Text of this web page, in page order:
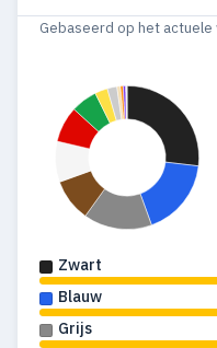
1971 15
9
1968
1967
Gebaseerd op het actuele
Zwart
Blauw
Grijs